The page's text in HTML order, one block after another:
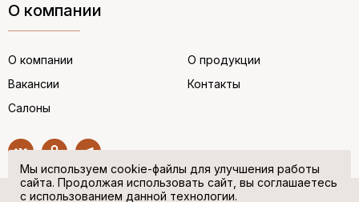
О компании
О компании
Вакансии
Салоны
О продукции
Контакты
Мы используем cookie-файлы для улучшения работы
сайта. Продолжая использовать сайт, вы соглашаетесь
с использованием данной технологии.